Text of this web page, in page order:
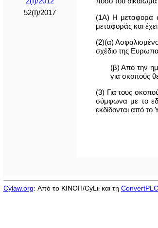
52(I)/2017
(1Α) Η μεταφορά
μεταφοράς και
(2)(α)
σχέδιο της
(β) Από την
για σκοπούς
(3) Για τους
σύμφωνα με το
εκδίδονται από το
Cylaw.org: Από το ΚΙΝOΠ/CyLii και τη ConvertPLC